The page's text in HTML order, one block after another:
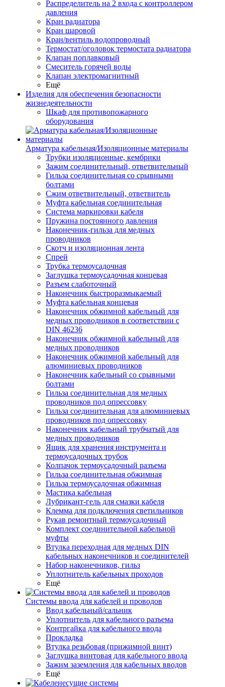
Распределитель на 2 входа с контроллером
давления
Кран радиатора
Кран шаровой
Кран/вентиль водопроводный
Термостат/оголовок термостата радиатора
Клапан поплавковый
Смеситель горячей воды
Клапан электромагнитный
Ещё
Изделия для обеспечения безопасности
жизнедеятельности
Шкаф для противопожарного
оборудования
Арматура кабельная/Изоляционные материалы
Трубки изоляционные, кембрики
Зажим соединительный, ответвительный
Гильза соединительная со срывными
болтами
Сжим ответвительный, ответвитель
Муфта кабельная соединительная
Система маркировки кабеля
Пружина постоянного давления
Наконечник-гильза для медных
проводников
Скотч и изоляционная лента
Спрей
Трубка термоусадочная
Заглушка термоусадочная концевая
Разъем слаботочный
Наконечник быстроразмыкаемый
Муфта кабельная концевая
Наконечник обжимной кабельный для
медных проводников в соответствии с
DIN 46236
Наконечник обжимной кабельный для
медных проводников
Наконечник обжимной кабельный для
алюминиевых проводников
Наконечник кабельный со срывными
болтами
Гильза соединительная для медных
проводников под опрессовку
Гильза соединительная для алюминиевых
проводников под опрессовку
Наконечник кабельный трубчатый для
медных проводников
Ящик для хранения инструмента и
термоусадочных трубок
Колпачок термоусадочный разъема
Гильза соединительная обжимная
Гильза термоусадочная обжимная
Мастика кабельная
Лубрикант-гель для смазки кабеля
Клемма для подключения светильников
Рукав ремонтный термоусадочный
Комплект соединительной кабельной
муфты
Втулка переходная для медных DIN
кабельных наконечников и соединителей
Набор наконечников, гильз
Уплотнитель кабельных проходов
Ещё
Системы ввода для кабелей и проводов
Ввод кабельный/сальник
Уплотнитель для кабельного разъема
Контргайка для кабельного ввода
Прокладка
Втулка резьбовая (прижимной винт)
Заглушка винтовая для кабельного ввода
Зажим заземления для кабельных вводов
Ещё